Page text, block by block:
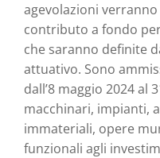
agevolazioni
contributo a fondo
che saranno definite
attuativo. Sono
dall’8 maggio 2024 al
macchinari, impianti,
immateriali, opere
funzionali agli